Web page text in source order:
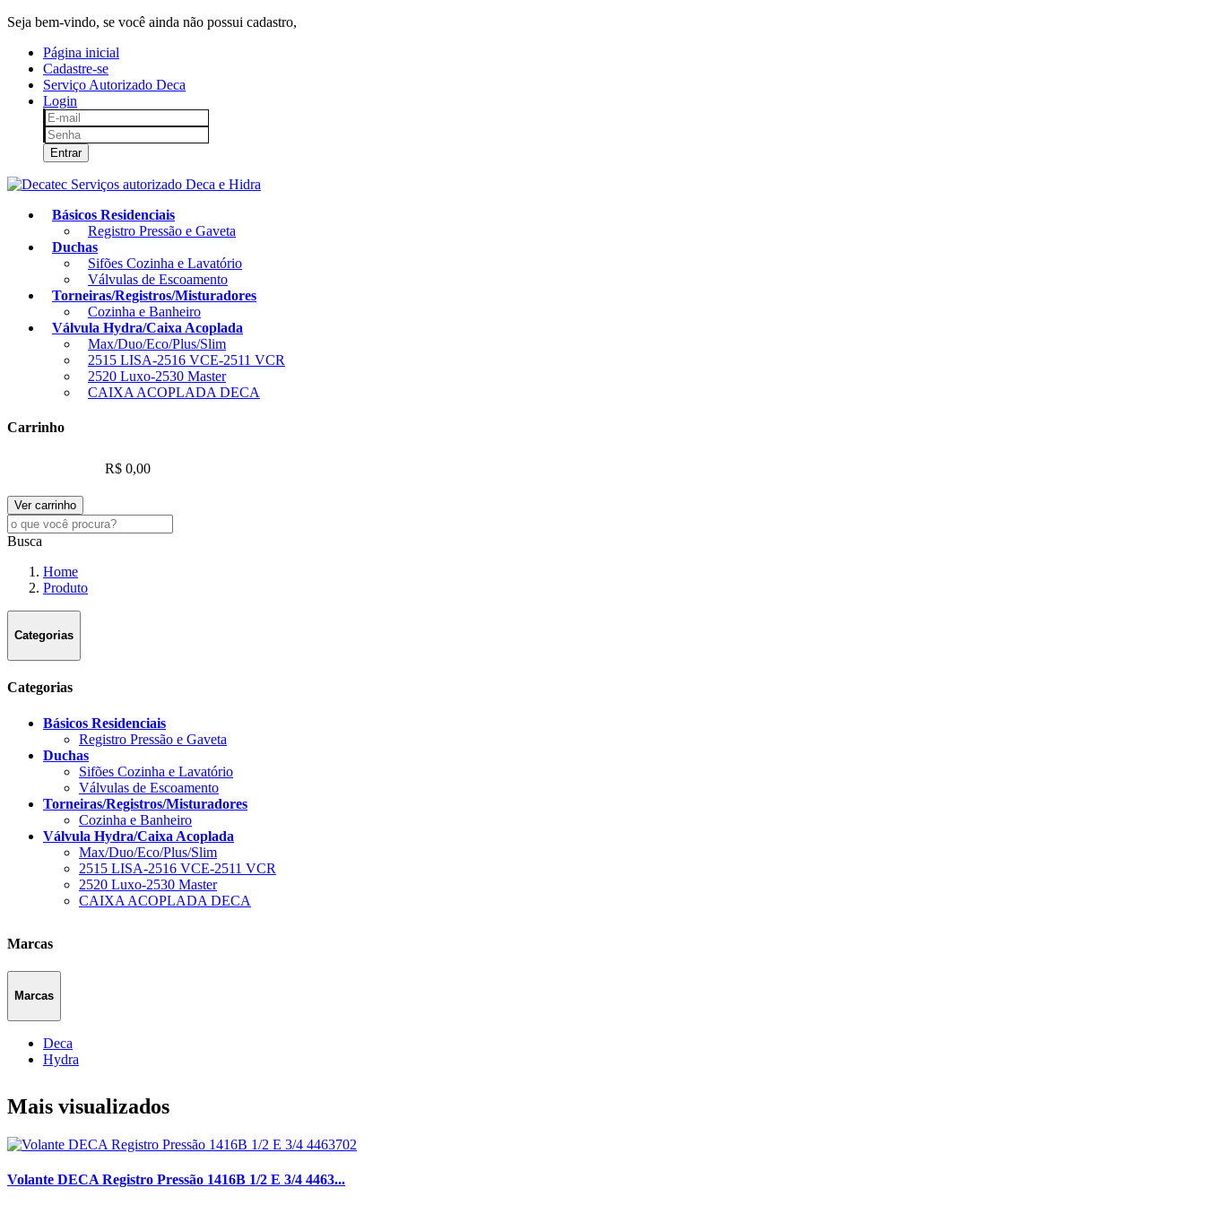
Seja bem-vindo, se você ainda não possui cadastro,
Página inicial
Cadastre-se
Serviço Autorizado Deca
Login
Entrar
Básicos Residenciais
Registro Pressão e Gaveta
Duchas
Sifões Cozinha e Lavatório
Válvulas de Escoamento
Torneiras/Registros/Misturadores
Cozinha e Banheiro
Válvula Hydra/Caixa Acoplada
Max/Duo/Eco/Plus/Slim
2515 LISA-2516 VCE-2511 VCR
2520 Luxo-2530 Master
CAIXA ACOPLADA DECA
Carrinho
R$ 0,00
Ver carrinho
Busca
Home
Produto
Categorias
Categorias
Básicos Residenciais
Registro Pressão e Gaveta
Duchas
Sifões Cozinha e Lavatório
Válvulas de Escoamento
Torneiras/Registros/Misturadores
Cozinha e Banheiro
Válvula Hydra/Caixa Acoplada
Max/Duo/Eco/Plus/Slim
2515 LISA-2516 VCE-2511 VCR
2520 Luxo-2530 Master
CAIXA ACOPLADA DECA
Marcas
Marcas
Deca
Hydra
Mais visualizados
Volante DECA Registro Pressão 1416B 1/2 E 3/4 4463...